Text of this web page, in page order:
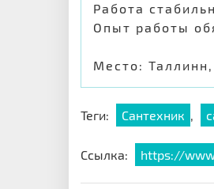
Работа
Опыт работы
Место:
Теги: Сантехник ,
Ссылка: https://